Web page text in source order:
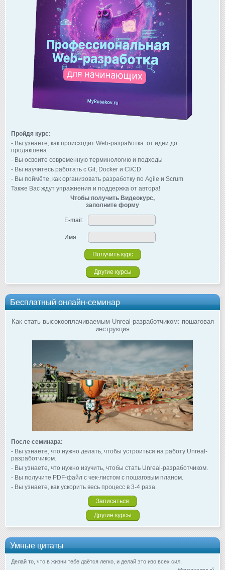
Пройдя курс:
- Вы узнаете, как происходит Web-разработка: от идеи до
продакшена
- Вы освоите современную терминологию и подходы
- Вы научитесь работать с Git, Docker и CI/CD
- Вы поймёте, как организовать разработку по Agile и Scrum
Также Вас ждут упражнения и поддержка от автора!
Чтобы получить Видеокурс,
заполните форму
E-mail:
Имя:
Другие курсы
Бесплатный онлайн-семинар
Как стать высокооплачиваемым Unreal-разработчиком: пошаговая
инструкция
После семинара:
- Вы узнаете, что нужно делать, чтобы устроиться на работу Unreal-
разработчиком.
- Вы узнаете, что нужно изучить, чтобы стать Unreal-разработчиком.
- Вы получите PDF-файл с чек-листом с пошаговым планом.
- Вы узнаете, как ускорить весь процесс в 3-4 раза.
Записаться
Другие курсы
Умные цитаты
Делай то, что в жизни тебе даётся легко, и делай это изо всех сил.